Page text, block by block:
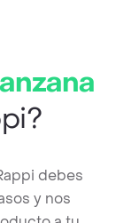
debes
y nos